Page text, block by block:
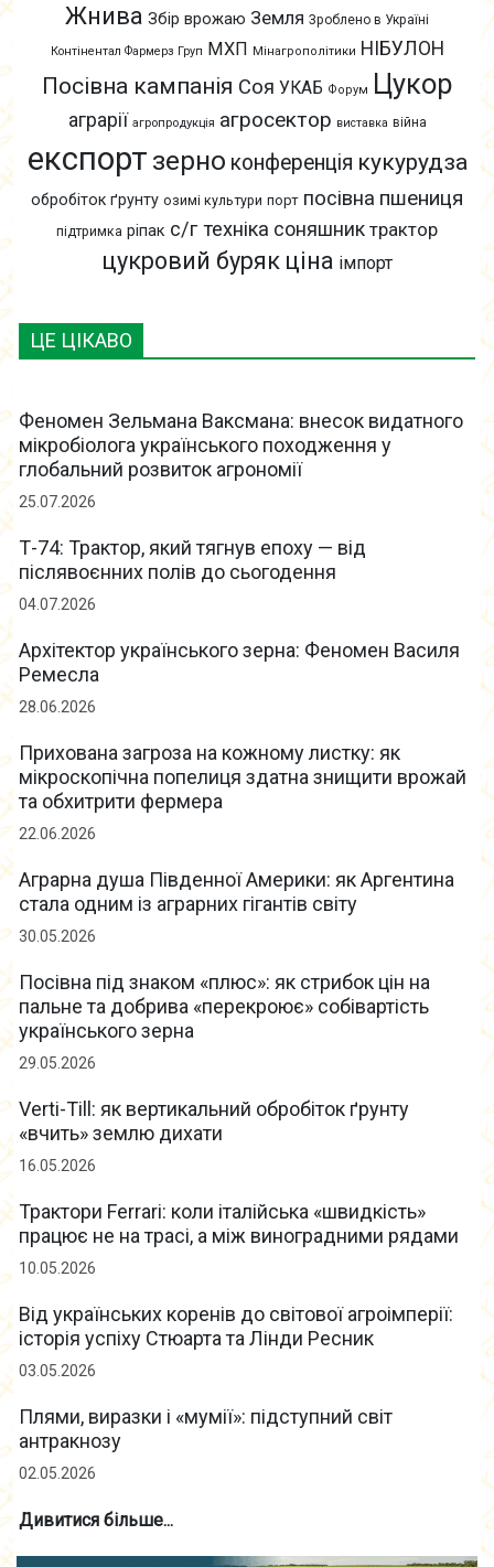
ЦЕ ЦІКАВО
Феномен Зельмана Ваксмана: внесок видатного
мікробіолога українського походження у
глобальний розвиток агрономії
25.07.2026
Т-74: Трактор, який тягнув епоху — від
післявоєнних полів до сьогодення
04.07.2026
Архітектор українського зерна: Феномен Василя
Ремесла
28.06.2026
Прихована загроза на кожному листку: як
мікроскопічна попелиця здатна знищити врожай
та обхитрити фермера
22.06.2026
Аграрна душа Південної Америки: як Аргентина
стала одним із аграрних гігантів світу
30.05.2026
Посівна під знаком «плюс»: як стрибок цін на
пальне та добрива «перекроює» собівартість
українського зерна
29.05.2026
Verti-Till: як вертикальний обробіток ґрунту
«вчить» землю дихати
16.05.2026
Трактори Ferrari: коли італійська «швидкість»
працює не на трасі, а між виноградними рядами
10.05.2026
Від українських коренів до світової агроімперії:
історія успіху Стюарта та Лінди Ресник
03.05.2026
Плями, виразки і «мумії»: підступний світ
антракнозу
02.05.2026
Дивитися більше...
Жнива Збір врожаю Земля Зроблено в Україні
Контінентал Фармерз Груп МХП Мінагрополітики НІБУЛОН
Посівна кампанія Соя УКАБ Форум Цукор
аграрії агропродукція агросектор виставка війна
експорт зерно конференція кукурудза
обробіток ґрунту озимі культури порт посівна пшениця
підтримка ріпак с/г техніка соняшник трактор
цукровий буряк ціна імпорт